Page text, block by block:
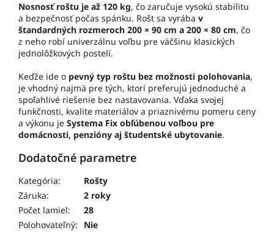
Nosnosť roštu je až 120 kg, čo zaručuje vysokú stabilitu
a bezpečnosť počas spánku. Rošt sa vyrába v
štandardných rozmeroch 200 × 90 cm a 200 × 80 cm, čo
z neho robí univerzálnu voľbu pre väčšinu klasických
jednolôžkových postelí.
Keďže ide o pevný typ roštu bez možnosti polohovania,
je vhodný najmä pre tých, ktorí preferujú jednoduché a
spoľahlivé riešenie bez nastavovania. Vďaka svojej
funkčnosti, kvalite materiálov a priaznivému pomeru ceny
a výkonu je Systema Fix obľúbenou voľbou pre
domácnosti, penzióny aj študentské ubytovanie.
Dodatočné parametre
Kategória:
Rošty
Záruka:
2 roky
Počet lamiel:
28
Polohovateľný:
Nie